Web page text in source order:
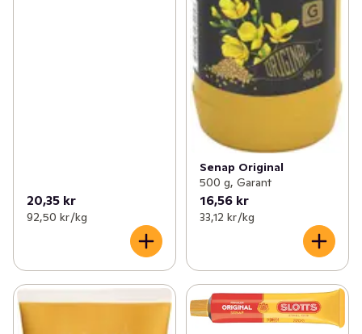
20,35 kr
92,50 kr /kg
Senap Original
500 g, Garant
16,56 kr
33,12 kr /kg